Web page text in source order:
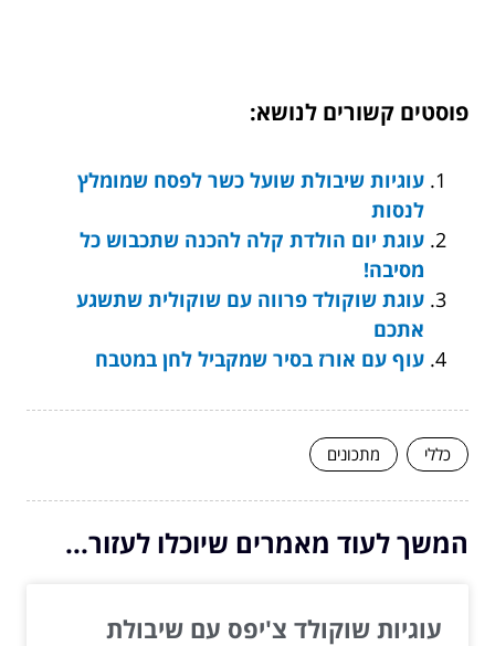
פוסטים קשורים לנושא:
עוגיות שיבולת שועל כשר לפסח שמומלץ
לנסות
עוגת יום הולדת קלה להכנה שתכבוש כל
מסיבה!
עוגת שוקולד פרווה עם שוקולית שתשגע
אתכם
עוף עם אורז בסיר שמקביל לחן במטבח
כללי מתכונים
המשך לעוד מאמרים שיוכלו לעזור...
עוגיות שוקולד צ'יפס עם שיבולת